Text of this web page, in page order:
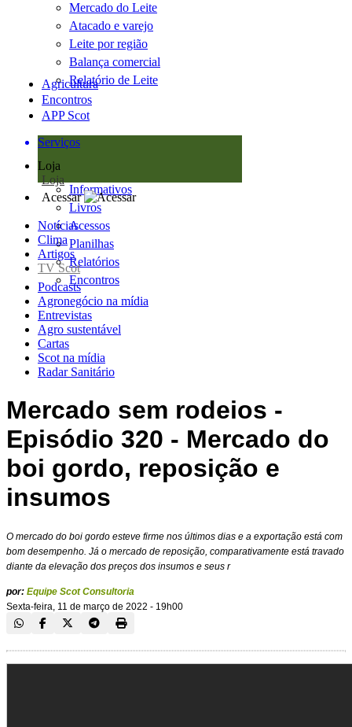
Mercado do Leite
Atacado e varejo
Leite por região
Balança comercial
Relatório de Leite
Agricultura
Encontros
APP Scot
Serviços
Loja
Loja
Informativos
Livros
Acessos
Planilhas
Relatórios
Encontros
Acessar
Notícias
Clima
Artigos
TV Scot
Podcasts
Agronegócio na mídia
Entrevistas
Agro sustentável
Cartas
Scot na mídia
Radar Sanitário
Mercado sem rodeios -
Episódio 320 - Mercado do
boi gordo, reposição e
insumos
O mercado do boi gordo esteve firme nos últimos dias e a exportação está com
bom desempenho. Já o mercado de reposição, comparativamente está travado
diante da elevação dos preços dos insumos e seus r
por: Equipe Scot Consultoria
Sexta-feira, 11 de março de 2022 - 19h00